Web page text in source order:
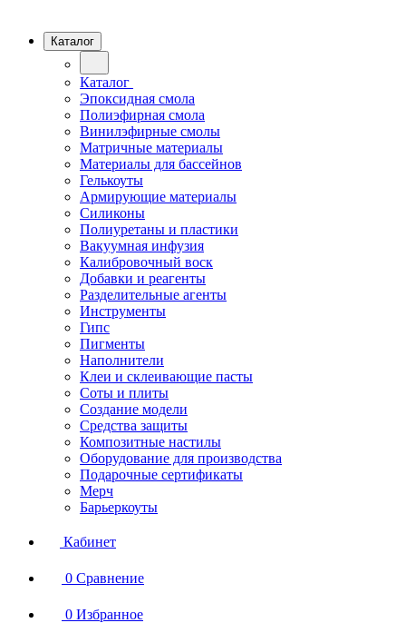
Каталог
Каталог
Эпоксидная смола
Полиэфирная смола
Винилэфирные смолы
Матричные материалы
Материалы для бассейнов
Гелькоуты
Армирующие материалы
Силиконы
Полиуретаны и пластики
Вакуумная инфузия
Калибровочный воск
Добавки и реагенты
Разделительные агенты
Инструменты
Гипс
Пигменты
Наполнители
Клеи и склеивающие пасты
Соты и плиты
Создание модели
Средства защиты
Композитные настилы
Оборудование для производства
Подарочные сертификаты
Мерч
Барьеркоуты
Кабинет
0 Сравнение
0 Избранное